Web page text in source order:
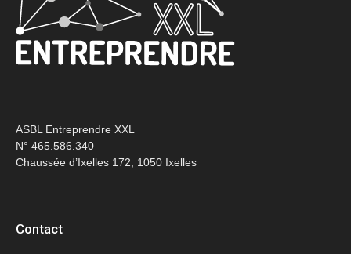
ASBL Entreprendre XXL
N° 465.586.340
Chaussée d’Ixelles 172, 1050 Ixelles
Contact